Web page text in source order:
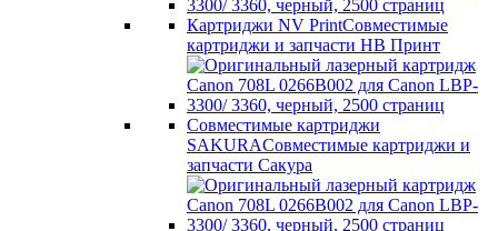
Картриджи NV PrintСовместимые
картриджи и запчасти НВ Принт
Совместимые картриджи
SAKURAСовместимые картриджи и
запчасти Сакура